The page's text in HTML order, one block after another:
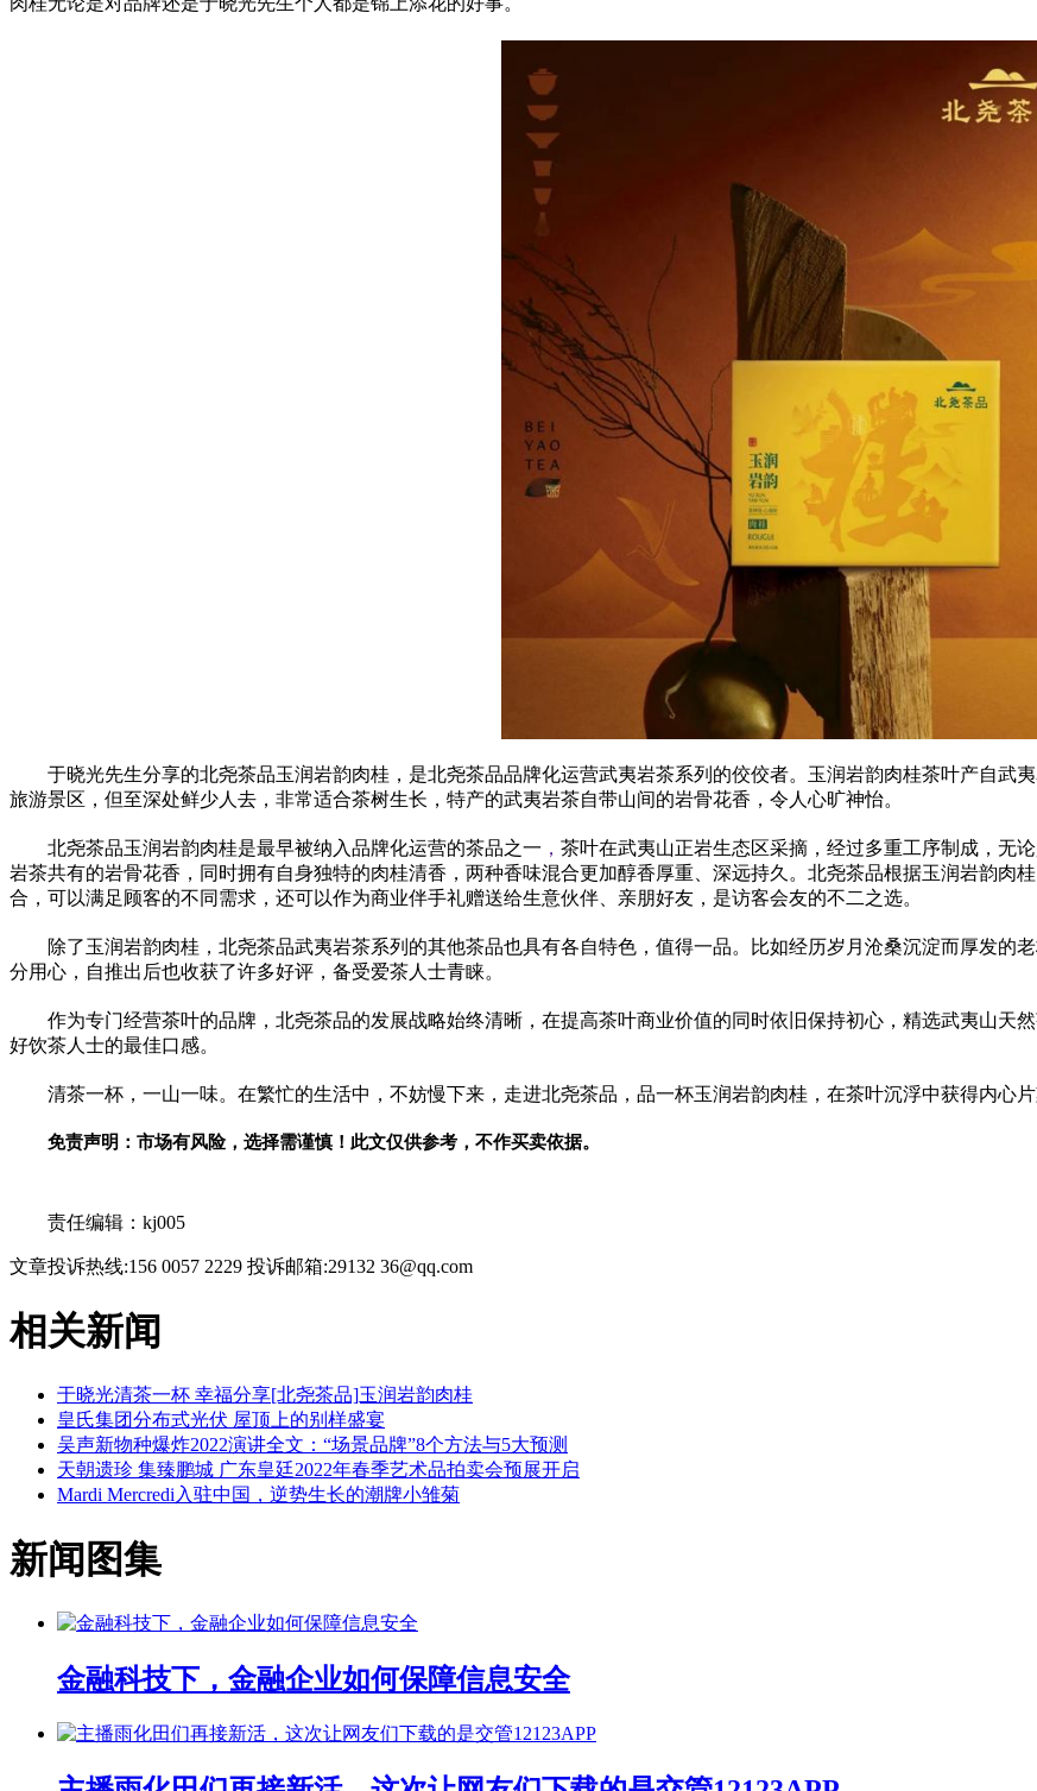
于晓光先生分享的北尧茶品玉润岩韵肉桂，是北尧茶品品牌化运营武夷岩茶系列的佼佼者。玉润岩韵肉桂茶叶产自
旅游景区，但至深处鲜少人去，非常适合茶树生长，特产的武夷岩茶自带山间的岩骨花香，令人心旷神怡。
北尧茶品玉润岩韵肉桂是最早被纳入品牌化运营的茶品之一 ， 茶叶在武夷山正岩生态区采摘，经过多重工序制成，无
岩茶共有的岩骨花香，同时拥有自身独特的肉桂清香，两种香味混合更加醇香厚重、深远持久。北尧茶品根据玉润岩韵肉
合，可以满足顾客的不同需求，还可以作为商业伴手礼赠送给生意伙伴、亲朋好友，是访客会友的不二之选。
除了玉润岩韵肉桂，北尧茶品武夷岩茶系列的其他茶品也具有各自特色，值得一品。比如经历岁月沧桑沉淀而厚发的
分用心，自推出后也收获了许多好评，备受爱茶人士青睐。
作为专门经营茶叶的品牌，北尧茶品的发展战略始终清晰，在提高茶叶商业价值的同时依旧保持初心，精选武夷山天
好饮茶人士的最佳口感。
清茶一杯，一山一味。在繁忙的生活中，不妨慢下来，走进北尧茶品，品一杯玉润岩韵肉桂，在茶叶沉浮中获得内心
免责声明：市场有风险，选择需谨慎！此文仅供参考，不作买卖依据。
责任编辑：kj005
文章投诉热线:156 0057 2229 投诉邮箱:29132 36@qq.com
相关新闻
于晓光清茶一杯 幸福分享[北尧茶品]玉润岩韵肉桂
皇氏集团分布式光伏 屋顶上的别样盛宴
吴声新物种爆炸2022演讲全文：“场景品牌”8个方法与5大预测
天朝遗珍 集臻鹏城 广东皇廷2022年春季艺术品拍卖会预展开启
Mardi Mercredi入驻中国，逆势生长的潮牌小雏菊
新闻图集
金融科技下，金融企业如何保障信息安全